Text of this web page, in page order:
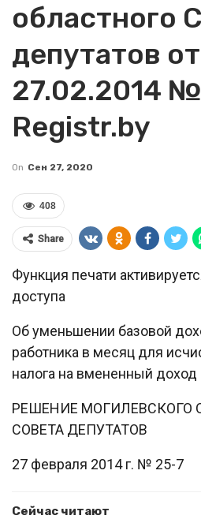
областного
депутатов от
27.02.2014
Registr.by
On Сен 27, 2020
408
Share
Функция печати
доступа
Об уменьшении базовой
работника в месяц для
налога на вмененный доход
РЕШЕНИЕ МОГИЛЕВСКОГО
СОВЕТА ДЕПУТАТОВ
27 февраля 2014 г. № 25-7
Сейчас читают